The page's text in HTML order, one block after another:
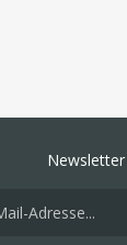
Newsletter